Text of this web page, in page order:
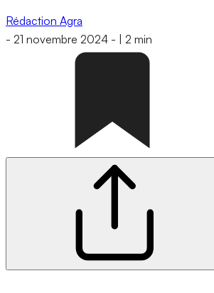
Rédaction Agra
- 21 novembre 2024 - 2 min